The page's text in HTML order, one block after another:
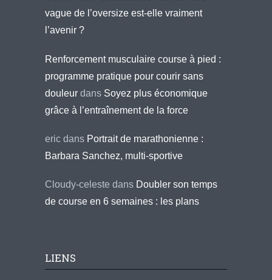
vague de l’oversize est-elle vraiment
l’avenir ?
Renforcement musculaire course à pied :
programme pratique pour courir sans
douleur dans Soyez plus économique
grâce à l’entraînement de la force
eric dans Portrait de marathonienne :
Barbara Sanchez, multi-sportive
Cloudy-celeste dans Doubler son temps
de course en 6 semaines : les plans
LIENS